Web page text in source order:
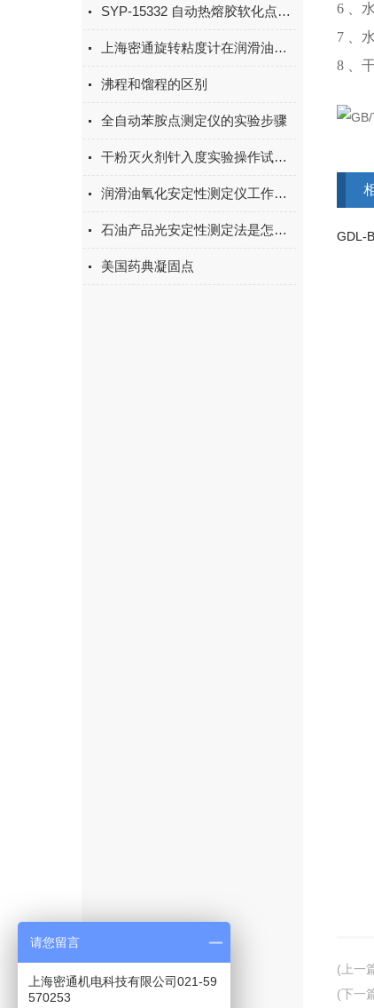
SYP-15332 自动热熔胶软化点试验器技术特点
上海密通旋转粘度计在润滑油中的应用
沸程和馏程的区别
全自动苯胺点测定仪的实验步骤
干粉灭火剂针入度实验操作试验步骤
润滑油氧化安定性测定仪工作原理
石油产品光安定性测定法是怎样的
美国药典凝固点
6 、
7 、
8 、
(上一
(下一
请您留言
上海密通机电科技有限公司021-59
570253